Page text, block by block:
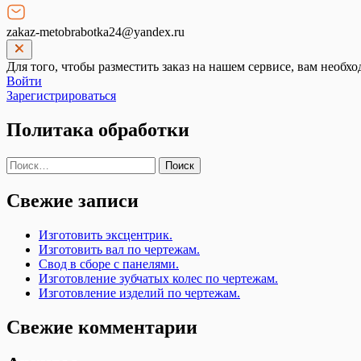
zakaz-metobrabotka24@yandex.ru
Для того, чтобы разместить заказ на нашем сервисе, вам
Войти
Зарегистрироваться
Политака обработки
Найти:
Свежие записи
Изготовить эксцентрик.
Изготовить вал по чертежам.
Свод в сборе с панелями.
Изготовление зубчатых колес по чертежам.
Изготовление изделий по чертежам.
Свежие комментарии